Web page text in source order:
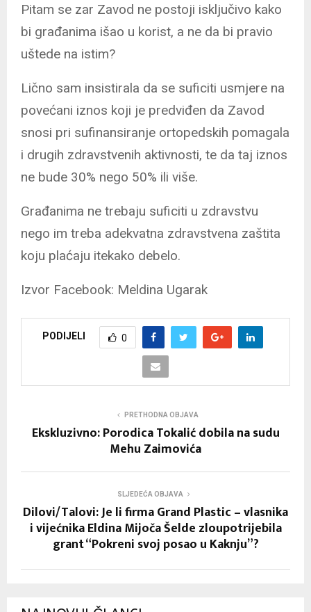
Pitam se zar Zavod ne postoji isključivo kako
bi građanima išao u korist, a ne da bi pravio
uštede na istim?
Lično sam insistirala da se suficiti usmjere na
povećani iznos koji je predviđen da Zavod
snosi pri sufinansiranje ortopedskih pomagala
i drugih zdravstvenih aktivnosti, te da taj iznos
ne bude 30% nego 50% ili više.
Građanima ne trebaju suficiti u zdravstvu
nego im treba adekvatna zdravstvena zaštita
koju plaćaju itekako debelo.
Izvor Facebook: Meldina Ugarak
PODIJELI 0
PRETHODNA OBJAVA
Ekskluzivno: Porodica Tokalić dobila na sudu
Mehu Zaimovića
SLJEDEĆA OBJAVA
Dilovi/Talovi: Je li firma Grand Plastic – vlasnika
i vijećnika Eldina Mijoča Šelde zloupotrijebila
grant “Pokreni svoj posao u Kaknju”?